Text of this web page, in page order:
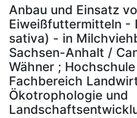
Statistiken
Anbau und Einsatz
Eiweißfuttermitteln -
sativa) - in
Sachsen-Anhalt /
Wähner ;
Fachbereich
Ökotrophologie und